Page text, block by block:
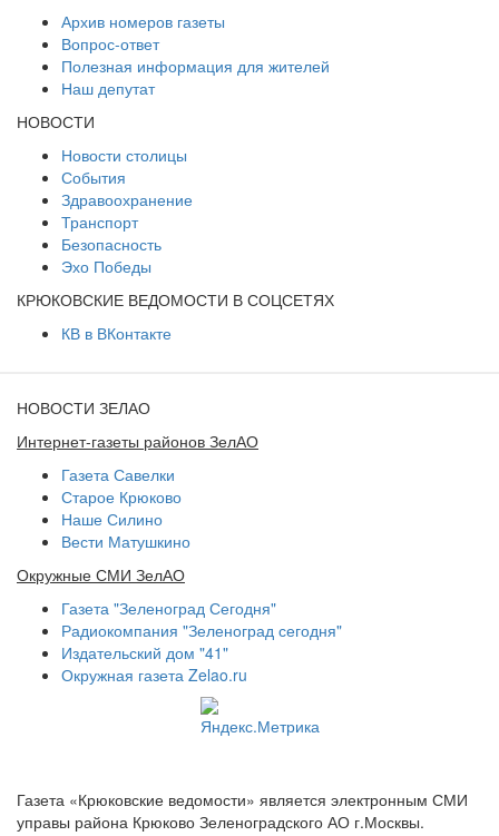
Архив номеров газеты
Вопрос-ответ
Полезная информация для жителей
Наш депутат
НОВОСТИ
Новости столицы
События
Здравоохранение
Транспорт
Безопасность
Эхо Победы
КРЮКОВСКИЕ ВЕДОМОСТИ В СОЦСЕТЯХ
КВ в ВКонтакте
НОВОСТИ ЗЕЛАО
Интернет-газеты районов ЗелАО
Газета Савелки
Старое Крюково
Наше Силино
Вести Матушкино
Окружные СМИ ЗелАО
Газета "Зеленоград Сегодня"
Радиокомпания "Зеленоград сегодня"
Издательский дом "41"
Окружная газета Zelao.ru
Газета «Крюковские ведомости» является электронным СМИ
управы района Крюково Зеленоградского АО г.Москвы.